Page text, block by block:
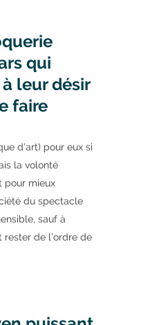
qui
leur désir
faire
d’art) pour eux si
la volonté
pour mieux
du spectacle
sauf à
de l’ordre de